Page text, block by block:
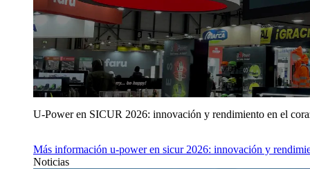
U‑Power en SICUR 2026: innovación y rendimiento en el
Más información u‑power en sicur 2026: innovación y
Noticias